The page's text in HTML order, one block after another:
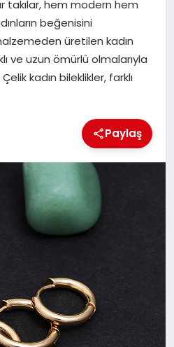
takılar, hem modern hem
beğenisini
üretilen kadın
ve uzun ömürlü olmalarıyla
kadın bileklikler, farklı
Paylaş